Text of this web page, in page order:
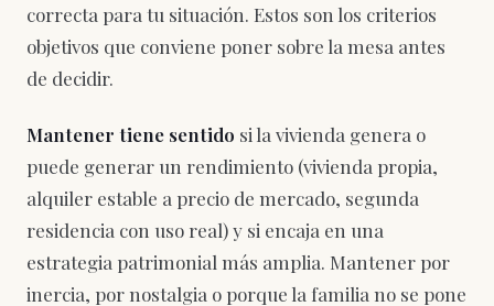
correcta para tu situación. Estos son los criterios
objetivos que conviene poner sobre la mesa antes
de decidir.
Mantener tiene sentido si la vivienda genera o
puede generar un rendimiento (vivienda propia,
alquiler estable a precio de mercado, segunda
residencia con uso real) y si encaja en una
estrategia patrimonial más amplia. Mantener por
inercia, por nostalgia o porque la familia no se pone